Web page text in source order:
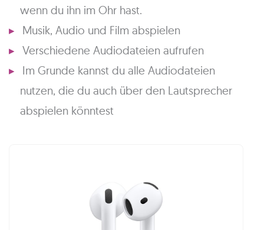
wenn du ihn im Ohr hast.
Musik, Audio und Film abspielen
Verschiedene Audiodateien aufrufen
Im Grunde kannst du alle Audiodateien
nutzen, die du auch über den Lautsprecher
abspielen könntest